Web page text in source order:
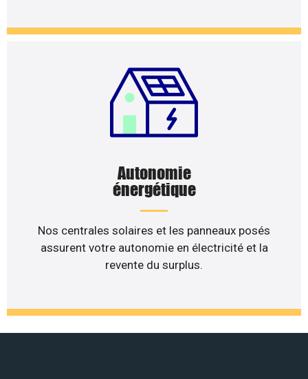
Autonomie
énergétique
Nos centrales solaires et les panneaux posés
assurent votre autonomie en électricité et la
revente du surplus.